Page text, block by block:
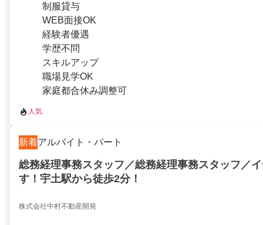
制服貸与
WEB面接OK
経験者優遇
学歴不問
スキルアップ
職場見学OK
家庭都合休み調整可
人気
新着アルバイト・パート
総務経理事務スタッフ／総務経理事務スタッフ／
す！宇土駅から徒歩2分！
株式会社中村不動産開発